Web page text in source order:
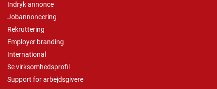
Indryk annonce
Jobannoncering
Rekruttering
Employer branding
International
Se virksomhedsprofil
Support for arbejdsgivere